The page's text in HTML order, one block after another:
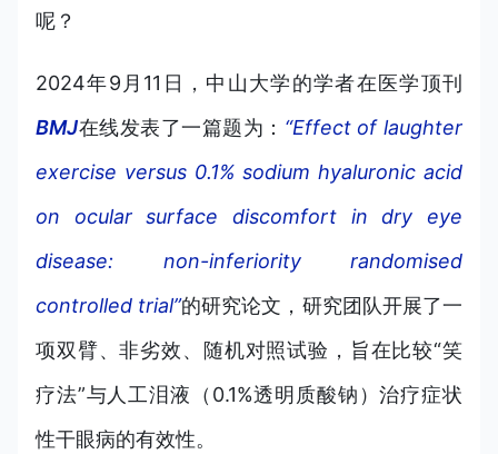
呢？
2024年9月11日，中山大学的学者在医学顶刊
BMJ在线发表了一篇题为： “Effect of laughter
exercise versus 0.1% sodium hyaluronic acid
on ocular surface discomfort in dry eye
disease: non-inferiority randomised
controlled trial”的研究论文，研究团队开展了一
项双臂、非劣效、随机对照试验，旨在比较“笑
疗法”与人工泪液（0.1%透明质酸钠）治疗症状
性干眼病的有效性。